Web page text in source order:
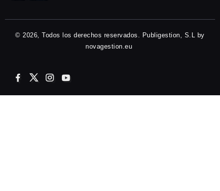
© 2026, Todos los derechos reservados. Publigestion, S.L by
novagestion.eu